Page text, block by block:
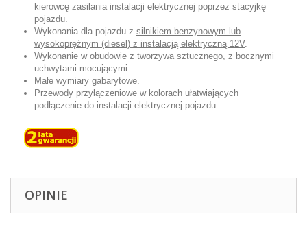
kierowcę zasilania instalacji elektrycznej poprzez stacyjkę
pojazdu.
Wykonania dla pojazdu z silnikiem benzynowym lub
wysokoprężnym (diesel) z instalacją elektryczną 12V.
Wykonanie w obudowie z tworzywa sztucznego, z bocznymi
uchwytami mocującymi
Małe wymiary gabarytowe.
Przewody przyłączeniowe w kolorach ułatwiających
podłączenie do instalacji elektrycznej pojazdu.
OPINIE